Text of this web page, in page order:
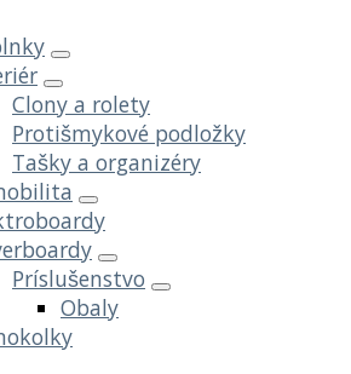
Clony a rolety
Protišmykové podložky
Tašky a organizéry
Príslušenstvo
Obaly